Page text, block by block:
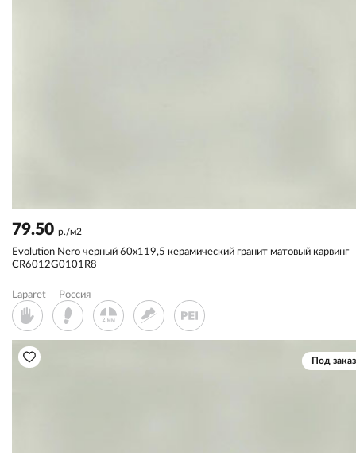
79.50 р./м2
Evolution Nero черный 60x119,5 керамический гранит матовый карвинг
CR6012G0101R8
Laparet Россия
Под заказ